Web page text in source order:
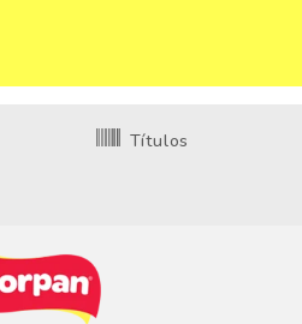
Títulos